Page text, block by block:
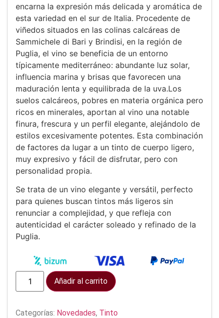
encarna la expresión más delicada y aromática de
esta variedad en el sur de Italia. Procedente de
viñedos situados en las colinas calcáreas de
Sammichele di Bari y Brindisi, en la región de
Puglia, el vino se beneficia de un entorno
típicamente mediterráneo: abundante luz solar,
influencia marina y brisas que favorecen una
maduración lenta y equilibrada de la uva.Los
suelos calcáreos, pobres en materia orgánica pero
ricos en minerales, aportan al vino una notable
finura, frescura y un perfil elegante, alejándolo de
estilos excesivamente potentes. Esta combinación
de factores da lugar a un tinto de cuerpo ligero,
muy expresivo y fácil de disfrutar, pero con
personalidad propia.
Se trata de un vino elegante y versátil, perfecto
para quienes buscan tintos más ligeros sin
renunciar a complejidad, y que refleja con
autenticidad el carácter soleado y refinado de la
Puglia.
Añadir al carrito
Categorías: Novedades, Tinto